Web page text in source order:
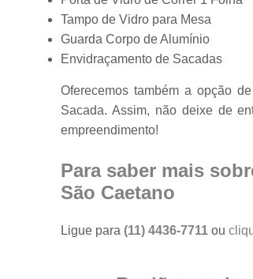
Tampo de Vidro para Mesa
Guarda Corpo de Alumínio
Envidraçamento de Sacadas
Oferecemos também a opção
Sacada. Assim, não deixe de
empreendimento!
Para saber mais
São Caetano
Ligue para(11) 4436-7711ou